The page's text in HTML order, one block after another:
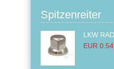
Spitzenreiter
EUR 0.54